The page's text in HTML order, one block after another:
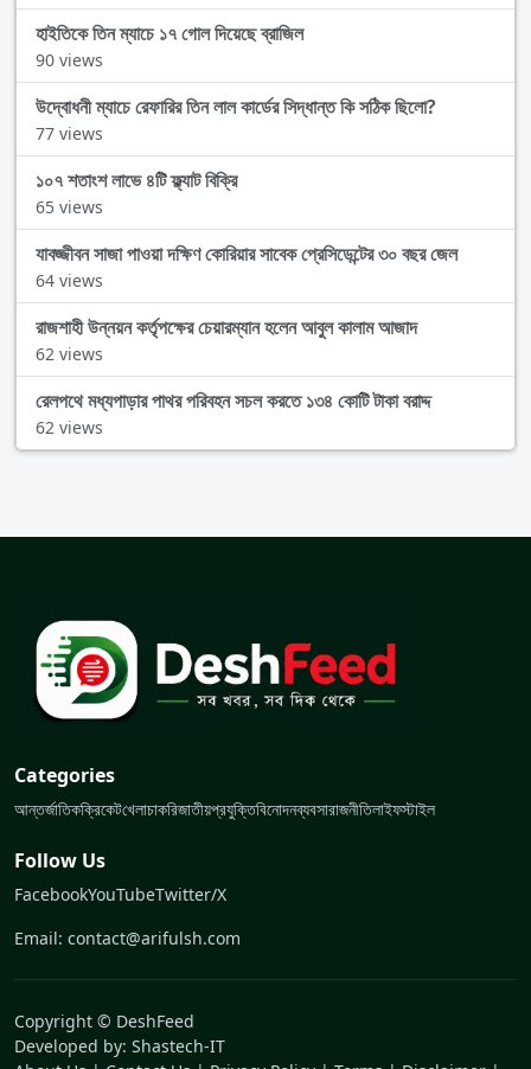
হাইতিকে তিন ম্যাচে ১৭ গোল দিয়েছে ব্রাজিল
90 views
উদ্বোধনী ম্যাচে রেফারির তিন লাল কার্ডের সিদ্ধান্ত কি সঠিক ছিলো?
77 views
১০৭ শতাংশ লাভে ৪টি ফ্ল্যাট বিক্রি
65 views
যাবজ্জীবন সাজা পাওয়া দক্ষিণ কোরিয়ার সাবেক প্রেসিডেন্টের ৩০ বছর জেল
64 views
রাজশাহী উন্নয়ন কর্তৃপক্ষের চেয়ারম্যান হলেন আবুল কালাম আজাদ
62 views
রেলপথে মধ্যপাড়ার পাথর পরিবহন সচল করতে ১৩৪ কোটি টাকা বরাদ্দ
62 views
Categories
আন্তর্জাতিকক্রিকেটখেলাচাকরিজাতীয়প্রযুক্তিবিনোদনব্যবসারাজনীতিলাইফস্টাইল
Follow Us
FacebookYouTubeTwitter/X
Email: contact@arifulsh.com
Copyright © DeshFeed
Developed by: Shastech-IT